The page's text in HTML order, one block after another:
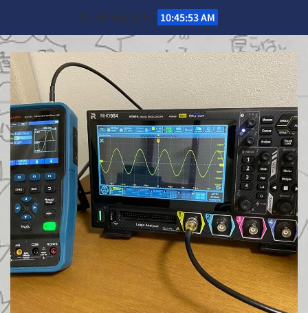
content
日. 8月 9th, 2026 10:45:54 AM